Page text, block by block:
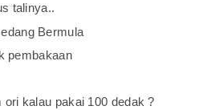
talinya..
Bermula
pembakaan
ori kalau pakai 100 dedak ?